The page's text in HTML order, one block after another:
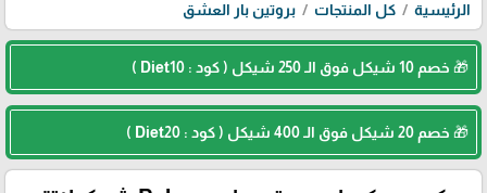
الرئيسية كل المنتجات بروتين بار العشق
🎁 خصم 10 شيكل فوق الـ 250 شيكل ( كود : Diet10 )
🎁 خصم 20 شيكل فوق الـ 400 شيكل ( كود : Diet20 )